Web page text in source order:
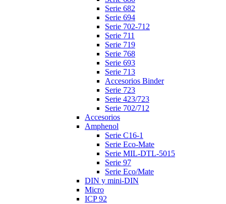
Serie 682
Serie 694
Serie 702-712
Serie 711
Serie 719
Serie 768
Serie 693
Serie 713
Accesorios Binder
Serie 723
Serie 423/723
Serie 702/712
Accesorios
Amphenol
Serie C16-1
Serie Eco-Mate
Serie MIL-DTL-5015
Serie 97
Serie Eco/Mate
DIN y mini-DIN
Micro
ICP 92